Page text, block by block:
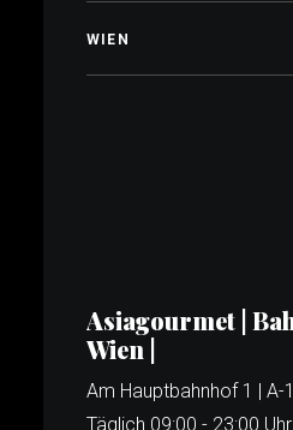
WIEN
Asiagourmet |
Wien |
Am Hauptbahnhof 1 | A-
Täglich 09:00 - 23:00 Uhr